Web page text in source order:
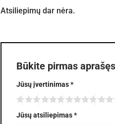
Atsiliepimų dar nėra.
Būkite pirmas
Jūsų įvertinimas*
Jūsų atsiliepimas*